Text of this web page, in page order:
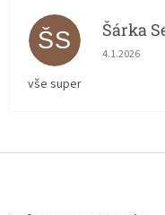
ŠS Šárka
Hodnocení
4.1.2026
vše super